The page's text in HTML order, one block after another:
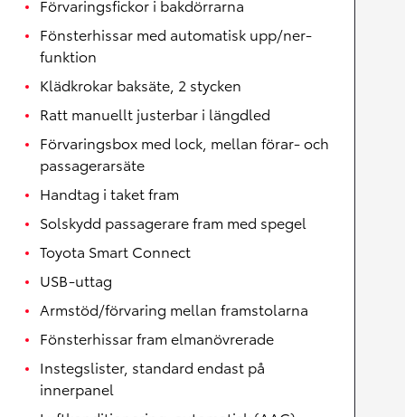
Förvaringsfickor i bakdörrarna
Fönsterhissar med automatisk upp/ner-
funktion
Klädkrokar baksäte, 2 stycken
Ratt manuellt justerbar i längdled
Förvaringsbox med lock, mellan förar- och
passagerarsäte
Handtag i taket fram
Solskydd passagerare fram med spegel
Toyota Smart Connect
USB-uttag
Armstöd/förvaring mellan framstolarna
Fönsterhissar fram elmanövrerade
Instegslister, standard endast på
innerpanel